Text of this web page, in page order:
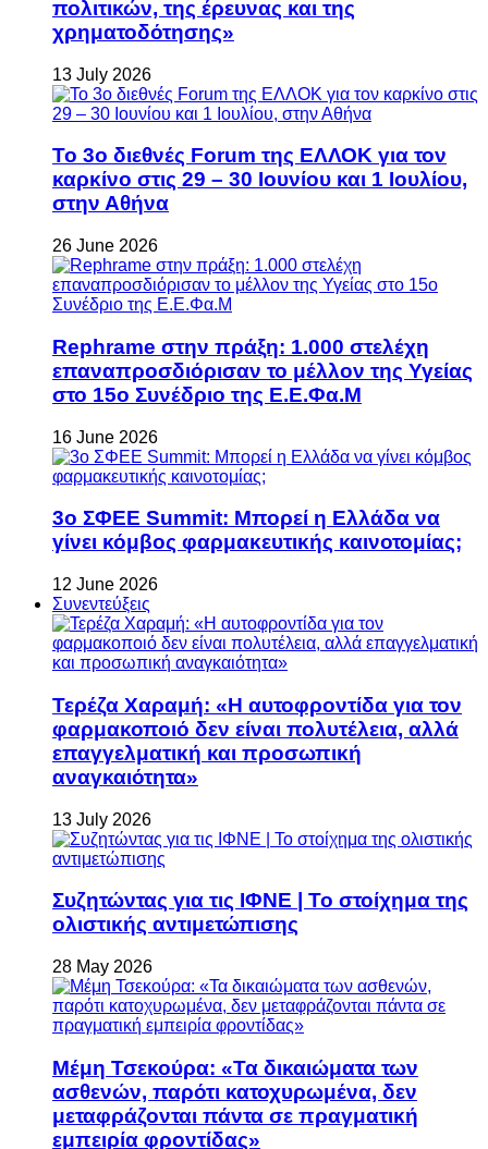
πολιτικών, της έρευνας και της
χρηματοδότησης»
13 July 2026
Το 3ο διεθνές Forum της ΕΛΛΟΚ για τον
καρκίνο στις 29 – 30 Ιουνίου και 1 Ιουλίου,
στην Αθήνα
26 June 2026
Rephrame στην πράξη: 1.000 στελέχη
επαναπροσδιόρισαν το μέλλον της Υγείας
στο 15ο Συνέδριο της Ε.Ε.Φα.Μ
16 June 2026
3ο ΣΦΕΕ Summit: Μπορεί η Ελλάδα να
γίνει κόμβος φαρμακευτικής καινοτομίας;
12 June 2026
Συνεντεύξεις
Τερέζα Χαραμή: «Η αυτοφροντίδα για τον
φαρμακοποιό δεν είναι πολυτέλεια, αλλά
επαγγελματική και προσωπική
αναγκαιότητα»
13 July 2026
Συζητώντας για τις ΙΦΝΕ | Το στοίχημα της
ολιστικής αντιμετώπισης
28 May 2026
Μέμη Τσεκούρα: «Τα δικαιώματα των
ασθενών, παρότι κατοχυρωμένα, δεν
μεταφράζονται πάντα σε πραγματική
εμπειρία φροντίδας»